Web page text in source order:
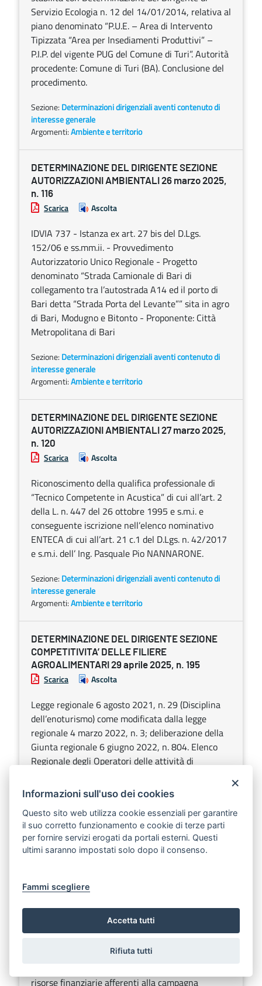
Servizio Ecologia n. 12 del 14/01/2014, relativa al
piano denominato “P.U.E. – Area di Intervento
Tipizzata “Area per Insediamenti Produttivi” –
P.I.P. del vigente PUG del Comune di Turi”. Autorità
procedente: Comune di Turi (BA). Conclusione del
procedimento.
Sezione: Determinazioni dirigenziali aventi contenuto di
interesse generale
Argomenti:Ambiente e territorio
DETERMINAZIONE DEL DIRIGENTE SEZIONE
AUTORIZZAZIONI AMBIENTALI 26 marzo 2025,
n. 116
Scarica Ascolta
IDVIA 737 - Istanza ex art. 27 bis del D.Lgs.
152/06 e ss.mm.ii. - Provvedimento
Autorizzatorio Unico Regionale - Progetto
denominato “Strada Camionale di Bari di
collegamento tra l’autostrada A14 ed il porto di
Bari detta “Strada Porta del Levante”” sita in agro
di Bari, Modugno e Bitonto - Proponente: Città
Metropolitana di Bari
Sezione: Determinazioni dirigenziali aventi contenuto di
interesse generale
Argomenti:Ambiente e territorio
DETERMINAZIONE DEL DIRIGENTE SEZIONE
AUTORIZZAZIONI AMBIENTALI 27 marzo 2025,
n. 120
Scarica Ascolta
Riconoscimento della qualifica professionale di
“Tecnico Competente in Acustica” di cui all’art. 2
della L. n. 447 del 26 ottobre 1995 e s.m.i. e
conseguente iscrizione nell’elenco nominativo
ENTECA di cui all’art. 21 c.1 del D.Lgs. n. 42/2017
e s.m.i. dell’ Ing. Pasquale Pio NANNARONE.
Sezione: Determinazioni dirigenziali aventi contenuto di
interesse generale
Argomenti:Ambiente e territorio
DETERMINAZIONE DEL DIRIGENTE SEZIONE
COMPETITIVITA’ DELLE FILIERE
AGROALIMENTARI 29 aprile 2025, n. 195
Scarica Ascolta
Legge regionale 6 agosto 2021, n. 29 (Disciplina
dell’enoturismo) come modificata dalla legge
regionale 4 marzo 2022, n. 3; deliberazione della
Giunta regionale 6 giugno 2022, n. 804. Elenco
Regionale degli Operatori delle attività di
Sezione:Determinazioni dirigenziali aventi contenuto di
interesse generale
Argomenti:Agricoltura e sviluppo rurale
AGROALIMENTARI 30 aprile 2025, n. 199
Reg. (UE) n.2021/2115, art. 58 comma 1 lettera a)
vigneti” - D.M. 2 dicembre 2024 n. 635206.
risorse finanziarie afferenti alla campagna
×
Informazioni sull'uso dei cookies
Questo sito web utilizza cookie essenziali per garantire
il suo corretto funzionamento e cookie di terze parti
per fornire servizi erogati da portali esterni. Questi
ultimi saranno impostati solo dopo il consenso.
Fammi scegliere
Accetta tutti
Rifiuta tutti